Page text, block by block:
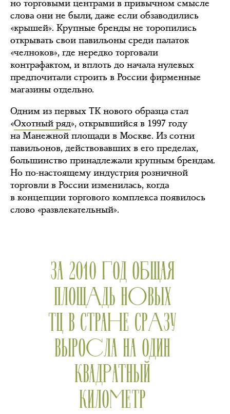
но торговыми центрами в привычном смысле
слова они не были, даже если обзаводились
«крышей». Крупные бренды не торопились
открывать свои павильоны среди палаток
«челноков», где нередко торговали
контрафактом, и вплоть до начала нулевых
предпочитали строить в России фирменные
магазины отдельно.
Одним из первых ТК нового образца стал
«Охотный ряд», открывшийся в 1997 году
на Манежной площади в Москве. Из сотни
павильонов, действовавших в его пределах,
большинство принадлежали крупным брендам.
Но по-настоящему индустрия розничной
торговли в России изменилась, когда
в концепции торгового комплекса появилось
слово «развлекательный».
ЗА 2010 ГОД ОБЩАЯ
ПЛОЩАДЬ НОВЫХ
ТЦ В СТРАНЕ СРАЗУ
ВЫРОСЛА НА ОДИН
КВАДРАТНЫЙ
КИЛОМЕТР